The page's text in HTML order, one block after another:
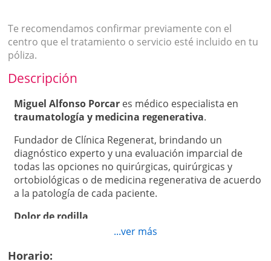
Te recomendamos confirmar previamente con el
centro que el tratamiento o servicio esté incluido en tu
póliza.
Descripción
Miguel Alfonso Porcar es médico especialista en
traumatología y medicina regenerativa.
Fundador de Clínica Regenerat, brindando un
diagnóstico experto y una evaluación imparcial de
todas las opciones no quirúrgicas, quirúrgicas y
ortobiológicas o de medicina regenerativa de acuerdo
a la patología de cada paciente.
Dolor de rodilla
Puede ser provocado por tendinitis de rodilla, bursitis
de rodilla, artrosis de rodilla, condromalacia –
...ver más
Horario: